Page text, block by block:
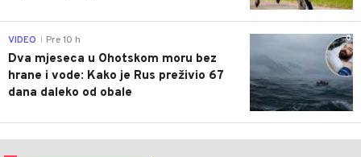
0
VIDEO Pre 10 h
Dva mjeseca u Ohotskom moru bez
hrane i vode: Kako je Rus preživio 67
dana daleko od obale